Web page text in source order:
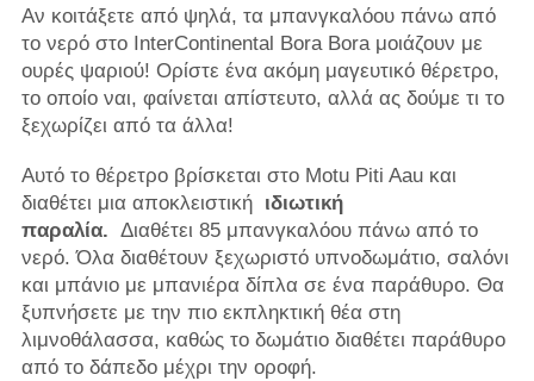
Αν κοιτάξετε από ψηλά, τα μπανγκαλόου πάνω από
το νερό στο InterContinental Bora Bora μοιάζουν με
ουρές ψαριού! Ορίστε ένα ακόμη μαγευτικό θέρετρο,
το οποίο ναι, φαίνεται απίστευτο, αλλά ας δούμε τι το
ξεχωρίζει από τα άλλα!
Αυτό το θέρετρο βρίσκεται στο Motu Piti Aau και
διαθέτει μια αποκλειστική ιδιωτική
παραλία. Διαθέτει 85 μπανγκαλόου πάνω από το
νερό. Όλα διαθέτουν ξεχωριστό υπνοδωμάτιο, σαλόνι
και μπάνιο με μπανιέρα δίπλα σε ένα παράθυρο. Θα
ξυπνήσετε με την πιο εκπληκτική θέα στη
λιμνοθάλασσα, καθώς το δωμάτιο διαθέτει παράθυρο
από το δάπεδο μέχρι την οροφή.